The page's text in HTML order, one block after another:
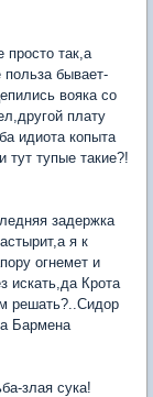
так,а
польза бывает-
вояка со
плату
идиота копыта
тупые такие?!
задержка
я к
огнемет и
искать,да Крота
решать?..Сидор
Бармена
злая сука!